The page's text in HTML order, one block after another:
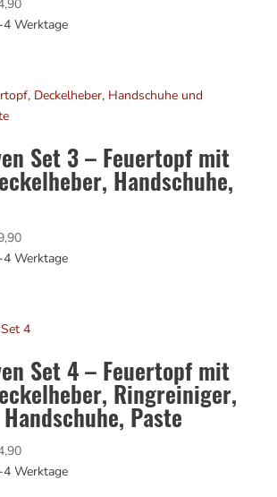
€149,90
4 Werktage
Set 3 – Feuertopf mit
Handschuhe,
Preisspanne:
€119,90
4 Werktage
Set 4 – Feuertopf mit
Ringreiniger,
Paste
Preisspanne:
€152,90
4 Werktage